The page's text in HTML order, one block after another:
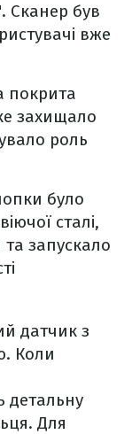
Сканер був
вже
покрита
захищало
роль
було
сталі,
запускало
датчик з
Коли
детальну
Для